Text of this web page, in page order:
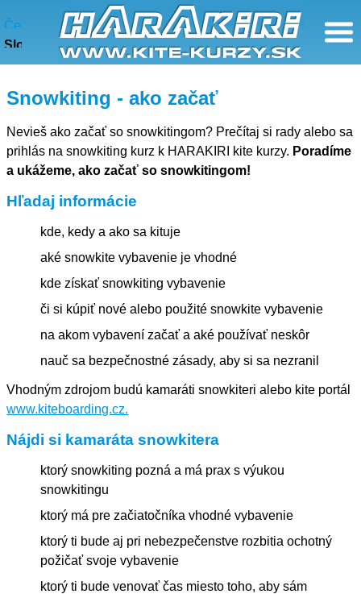
Česky
Slovensky
Snowkiting - ako začať
Nevieš ako začať so snowkitingom? Prečítaj si rady alebo sa
prihlás na snowkiting kurz k HARAKIRI kite kurzy. Poradíme
a ukážeme, ako začať so snowkitingom!
Hľadaj informácie
kde, kedy a ako sa kituje
aké snowkite vybavenie je vhodné
kde získať snowkiting vybavenie
či si kúpiť nové alebo použité snowkite vybavenie
na akom vybavení začať a aké používať neskôr
nauč sa bezpečnostné zásady, aby si sa nezranil
Vhodným zdrojom budú kamaráti snowkiteri alebo kite portál
www.kiteboarding.cz.
Nájdi si kamaráta snowkitera
ktorý snowkiting pozná a má prax s výukou
snowkitingu
ktorý má pre začiatočníka vhodné vybavenie
ktorý ti bude aj pri nebezpečenstve rozbitia ochotný
požičať svoje vybavenie
ktorý ti bude venovať čas miesto toho, aby sám